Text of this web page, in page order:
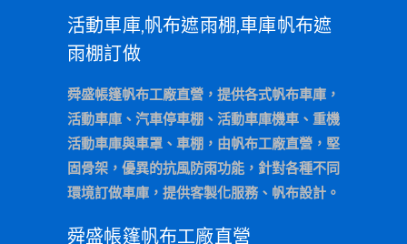
活動車庫,帆布遮雨棚,車庫帆布遮
雨棚訂做
舜盛帳篷帆布工廠直營，提供各式帆布車庫，
活動車庫、汽車停車棚、活動車庫機車、重機
活動車庫與車罩、車棚，由帆布工廠直營，堅
固骨架，優異的抗風防雨功能，針對各種不同
環境訂做車庫，提供客製化服務、帆布設計。